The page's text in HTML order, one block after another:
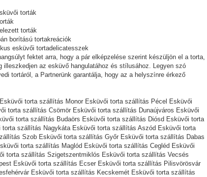
torták
torták
borítású tortakreációk
esküvői tortadelicatesszek
fektet arra, hogy a pár elképzelése szerint készüljön el a torta,
illeszkedjen az esküvő hangulatához és stílusához. Legyen szó
tortáról, a Partnerünk garantálja, hogy az a helyszínre érkező
torta szállítás Monor Esküvői torta szállítás Pécel Esküvői
torta szállítás Csömör Esküvői torta szállítás Dunaújváros Esküvői
torta szállítás Budaörs Esküvői torta szállítás Diósd Esküvői torta
szállítás Nagykáta Esküvői torta szállítás Aszód Esküvői torta
Szob Esküvői torta szállítás Győr Esküvői torta szállítás Dabas
torta szállítás Maglód Esküvői torta szállítás Cegléd Esküvői
torta szállítás Szigetszentmiklós Esküvői torta szállítás Vecsés
Esküvői torta szállítás Ecser Esküvői torta szállítás Pilisvörösvár
Esküvői torta szállítás Kecskemét Esküvői torta szállítás